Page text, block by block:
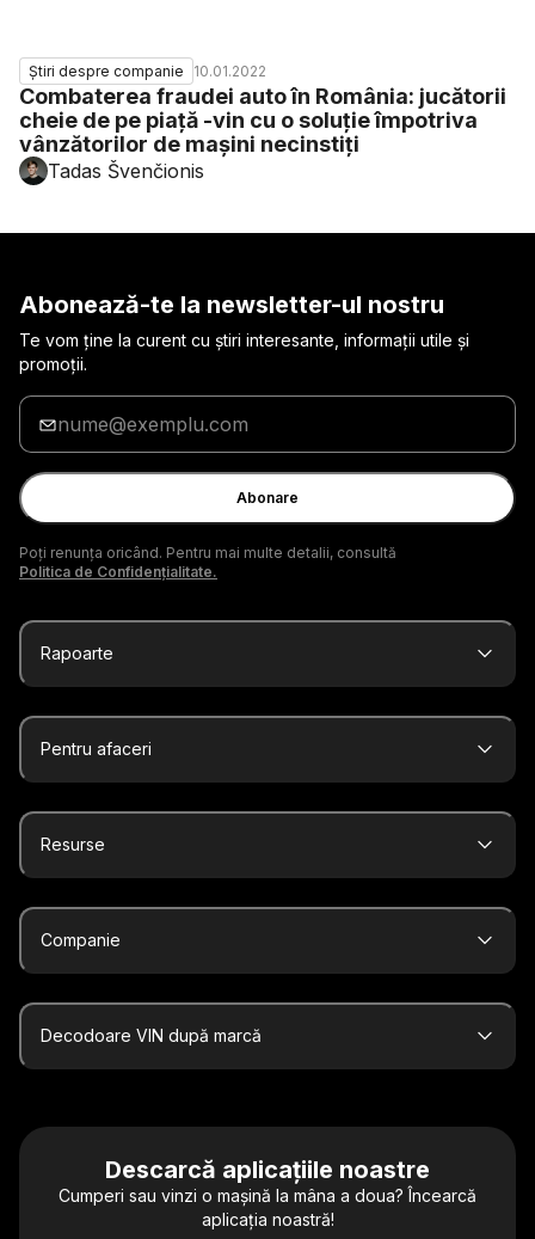
Știri despre companie 10.01.2022
Combaterea fraudei auto în România: jucătorii
cheie de pe piață -vin cu o soluție împotriva
vânzătorilor de mașini necinstiți
Tadas Švenčionis
Abonează-te la newsletter-ul nostru
Te vom ține la curent cu știri interesante, informații utile și
promoții.
Introduceți
adresa
de
e-
mail
Abonare
Poți renunța oricând. Pentru mai multe detalii, consultă
Politica de Confidențialitate.
Rapoarte
Pentru afaceri
Resurse
Companie
Decodoare VIN după marcă
Descarcă aplicațiile noastre
Cumperi sau vinzi o mașină la mâna a doua? Încearcă
aplicația noastră!